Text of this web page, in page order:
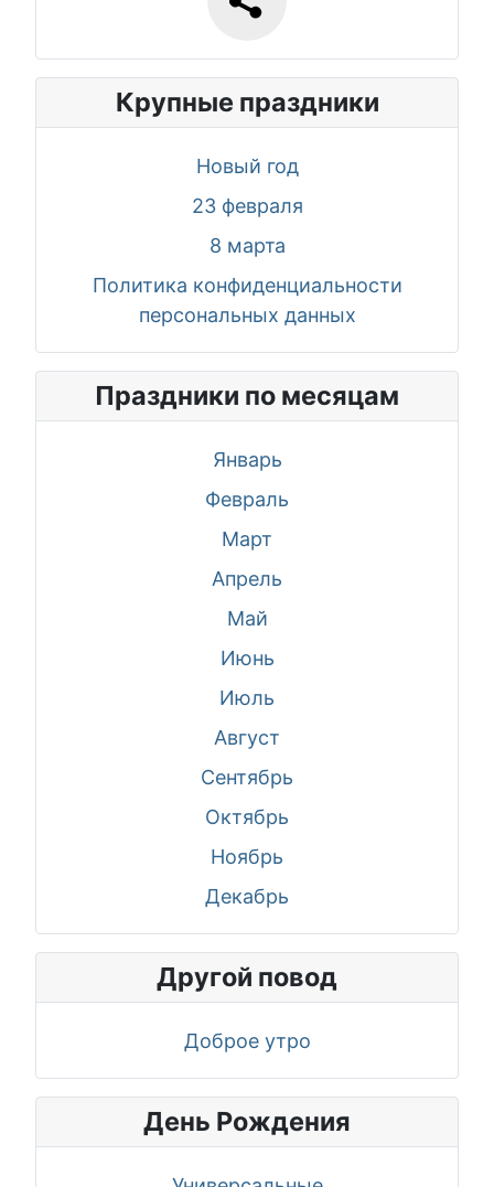
Крупные праздники
Новый год
23 февраля
8 марта
Политика конфиденциальности
персональных данных
Праздники по месяцам
Январь
Февраль
Март
Апрель
Май
Июнь
Июль
Август
Сентябрь
Октябрь
Ноябрь
Декабрь
Другой повод
Доброе утро
День Рождения